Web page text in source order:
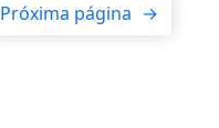
Próxima página →